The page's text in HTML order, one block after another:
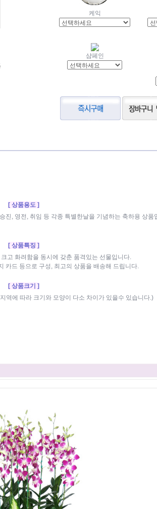
케익
샴페인
[ 상품용도 ]
진, 영전, 취임 등 각종 특별한날을 기념하는 축하용 상품
[ 상품특징 ]
고 화려함을 동시에 갖춘 품격있는 선물입니다.
카드 등으로 구성, 최고의 상품을 배송해 드립니다.
[ 상품크기 ]
역에 따라 크기와 모양이 다소 차이가 있을수 있습니다.)